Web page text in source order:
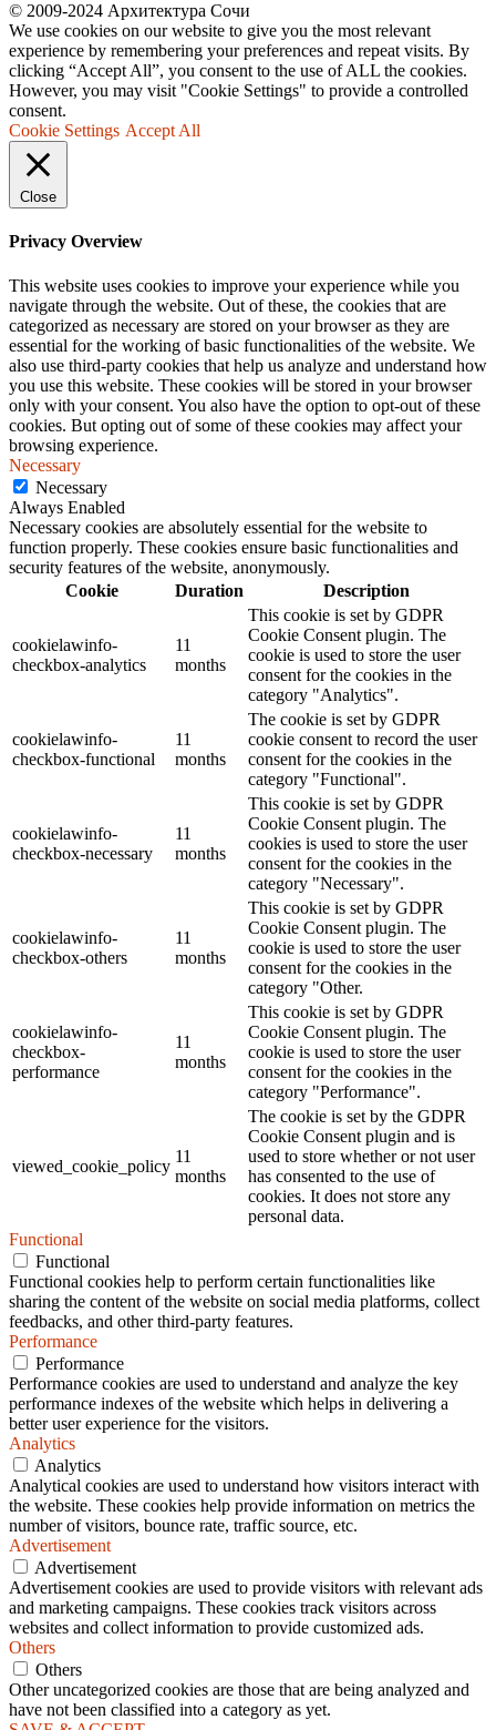
© 2009-2024 Архитектура Сочи
We use cookies on our website to give you the most relevant
experience by remembering your preferences and repeat visits. By
clicking “Accept All”, you consent to the use of ALL the cookies.
However, you may visit "Cookie Settings" to provide a controlled
consent.
Cookie Settings Accept All
Close
Privacy Overview
This website uses cookies to improve your experience while you
navigate through the website. Out of these, the cookies that are
categorized as necessary are stored on your browser as they are
essential for the working of basic functionalities of the website. We
also use third-party cookies that help us analyze and understand how
you use this website. These cookies will be stored in your browser
only with your consent. You also have the option to opt-out of these
cookies. But opting out of some of these cookies may affect your
browsing experience.
Necessary
Necessary
Always Enabled
Necessary cookies are absolutely essential for the website to
function properly. These cookies ensure basic functionalities and
security features of the website, anonymously.
Cookie
Duration Description
cookielawinfo-
checkbox-analytics
11
months
This cookie is set by GDPR
Cookie Consent plugin. The
cookie is used to store the user
consent for the cookies in the
category "Analytics".
cookielawinfo-
checkbox-functional
11
months
The cookie is set by GDPR
cookie consent to record the user
consent for the cookies in the
category "Functional".
cookielawinfo-
checkbox-necessary
11
months
This cookie is set by GDPR
Cookie Consent plugin. The
cookies is used to store the user
consent for the cookies in the
category "Necessary".
cookielawinfo-
checkbox-others
11
months
This cookie is set by GDPR
Cookie Consent plugin. The
cookie is used to store the user
consent for the cookies in the
category "Other.
cookielawinfo-
checkbox-
performance
11
months
This cookie is set by GDPR
Cookie Consent plugin. The
cookie is used to store the user
consent for the cookies in the
category "Performance".
viewed_cookie_policy
11
months
The cookie is set by the GDPR
Cookie Consent plugin and is
used to store whether or not user
has consented to the use of
cookies. It does not store any
personal data.
Functional
Functional
Functional cookies help to perform certain functionalities like
sharing the content of the website on social media platforms, collect
feedbacks, and other third-party features.
Performance
Performance
Performance cookies are used to understand and analyze the key
performance indexes of the website which helps in delivering a
better user experience for the visitors.
Analytics
Analytics
Analytical cookies are used to understand how visitors interact with
the website. These cookies help provide information on metrics the
number of visitors, bounce rate, traffic source, etc.
Advertisement
Advertisement
Advertisement cookies are used to provide visitors with relevant ads
and marketing campaigns. These cookies track visitors across
websites and collect information to provide customized ads.
Others
Others
Other uncategorized cookies are those that are being analyzed and
have not been classified into a category as yet.